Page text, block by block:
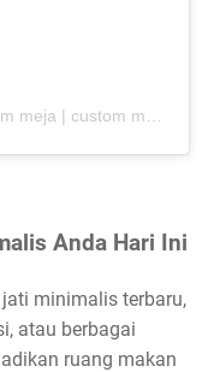
Anda Hari Ini
minimalis terbaru,
atau berbagai
ruang makan